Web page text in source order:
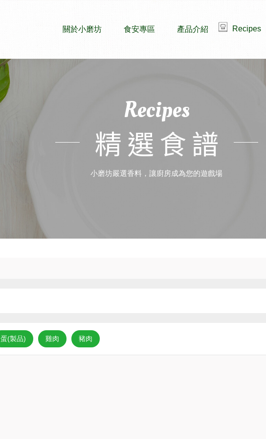
關於小磨坊 食安專區 產品介紹 Recipes
Recipes
精選食譜
小磨坊嚴選香料，讓廚房成為您的遊戲場
蛋(製品) 雞肉 豬肉